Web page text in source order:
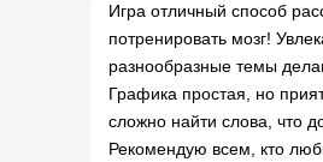
Игра отличный способ
потренировать мозг!
разнообразные темы
Графика простая, но
сложно найти слова, что
Рекомендую всем, кто